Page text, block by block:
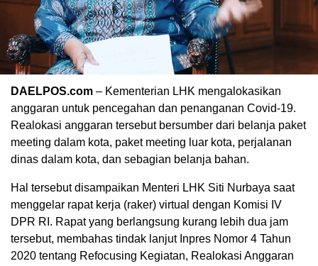
DAELPOS.com – Kementerian LHK mengalokasikan
anggaran untuk pencegahan dan penanganan Covid-19.
Realokasi anggaran tersebut bersumber dari belanja paket
meeting dalam kota, paket meeting luar kota, perjalanan
dinas dalam kota, dan sebagian belanja bahan.
Hal tersebut disampaikan Menteri LHK Siti Nurbaya saat
menggelar rapat kerja (raker) virtual dengan Komisi IV
DPR RI. Rapat yang berlangsung kurang lebih dua jam
tersebut, membahas tindak lanjut Inpres Nomor 4 Tahun
2020 tentang Refocusing Kegiatan, Realokasi Anggaran